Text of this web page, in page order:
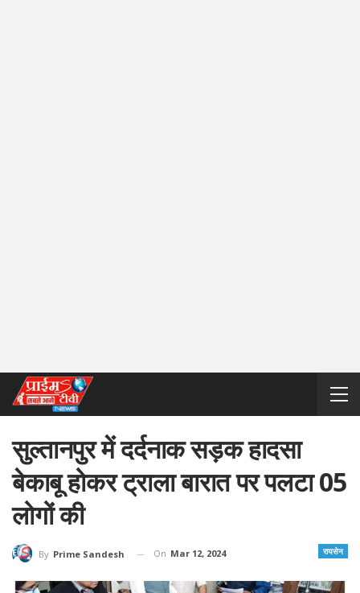
सुल्तानपुर में दर्दनाक सड़क हादसा
बेकाबू होकर ट्राला बारात पर पलटा 05
लोगों की
रायसेन
By Prime Sandesh On Mar 12, 2024